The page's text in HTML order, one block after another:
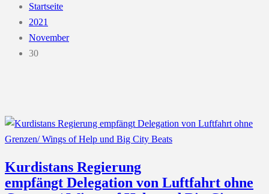
Startseite
2021
November
30
Kurdistans Regierung
empfängt Delegation von Luftfahrt ohne